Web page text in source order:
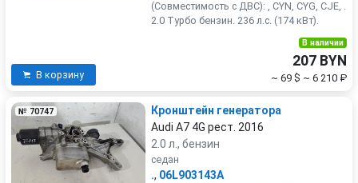
(Совместимость с ДВС): , CYN, CYG, CJE, .
2.0 Турбо бензин. 236 л.с. (174 кВт).
В корзину
В наличии
207 BYN
~ 69 $ ~ 6 210 ₽
№ 70747
Кронштейн генератора
Audi A7 4G рест. 2016
2.0 л., бензин
седан
., 06L903143A